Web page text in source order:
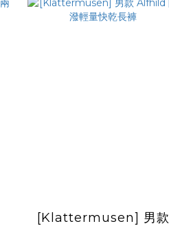
[Klattermusen] 男款